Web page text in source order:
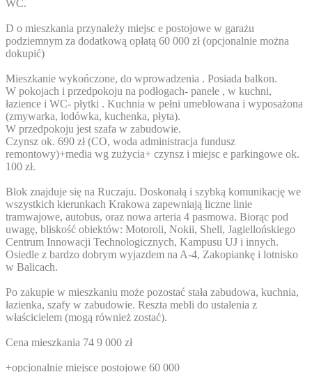
WC.
D o mieszkania przynależy miejsc e postojowe w garażu
podziemnym za dodatkową opłatą 60 000 zł (opcjonalnie można
dokupić)
Mieszkanie wykończone, do wprowadzenia . Posiada balkon.
W pokojach i przedpokoju na podłogach- panele , w kuchni,
łazience i WC- płytki . Kuchnia w pełni umeblowana i wyposażona
(zmywarka, lodówka, kuchenka, płyta).
W przedpokoju jest szafa w zabudowie.
Czynsz ok. 690 zł (CO, woda administracja fundusz
remontowy)+media wg zużycia+ czynsz i miejsc e parkingowe ok.
100 zł.
Blok znajduje się na Ruczaju. Doskonałą i szybką komunikację we
wszystkich kierunkach Krakowa zapewniają liczne linie
tramwajowe, autobus, oraz nowa arteria 4 pasmowa. Biorąc pod
uwagę, bliskość obiektów: Motoroli, Nokii, Shell, Jagiellońskiego
Centrum Innowacji Technologicznych, Kampusu UJ i innych.
Osiedle z bardzo dobrym wyjazdem na A-4, Zakopiankę i lotnisko
w Balicach.
Po zakupie w mieszkaniu może pozostać stała zabudowa, kuchnia,
łazienka, szafy w zabudowie. Reszta mebli do ustalenia z
właścicielem (mogą również zostać).
Cena mieszkania 74 9 000 zł
+opcjonalnie miejsce postojowe 60 000